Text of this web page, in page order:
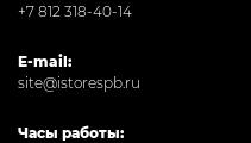
+7 812 318-40-14
E-mail:
site@istorespb.ru
Часы работы: